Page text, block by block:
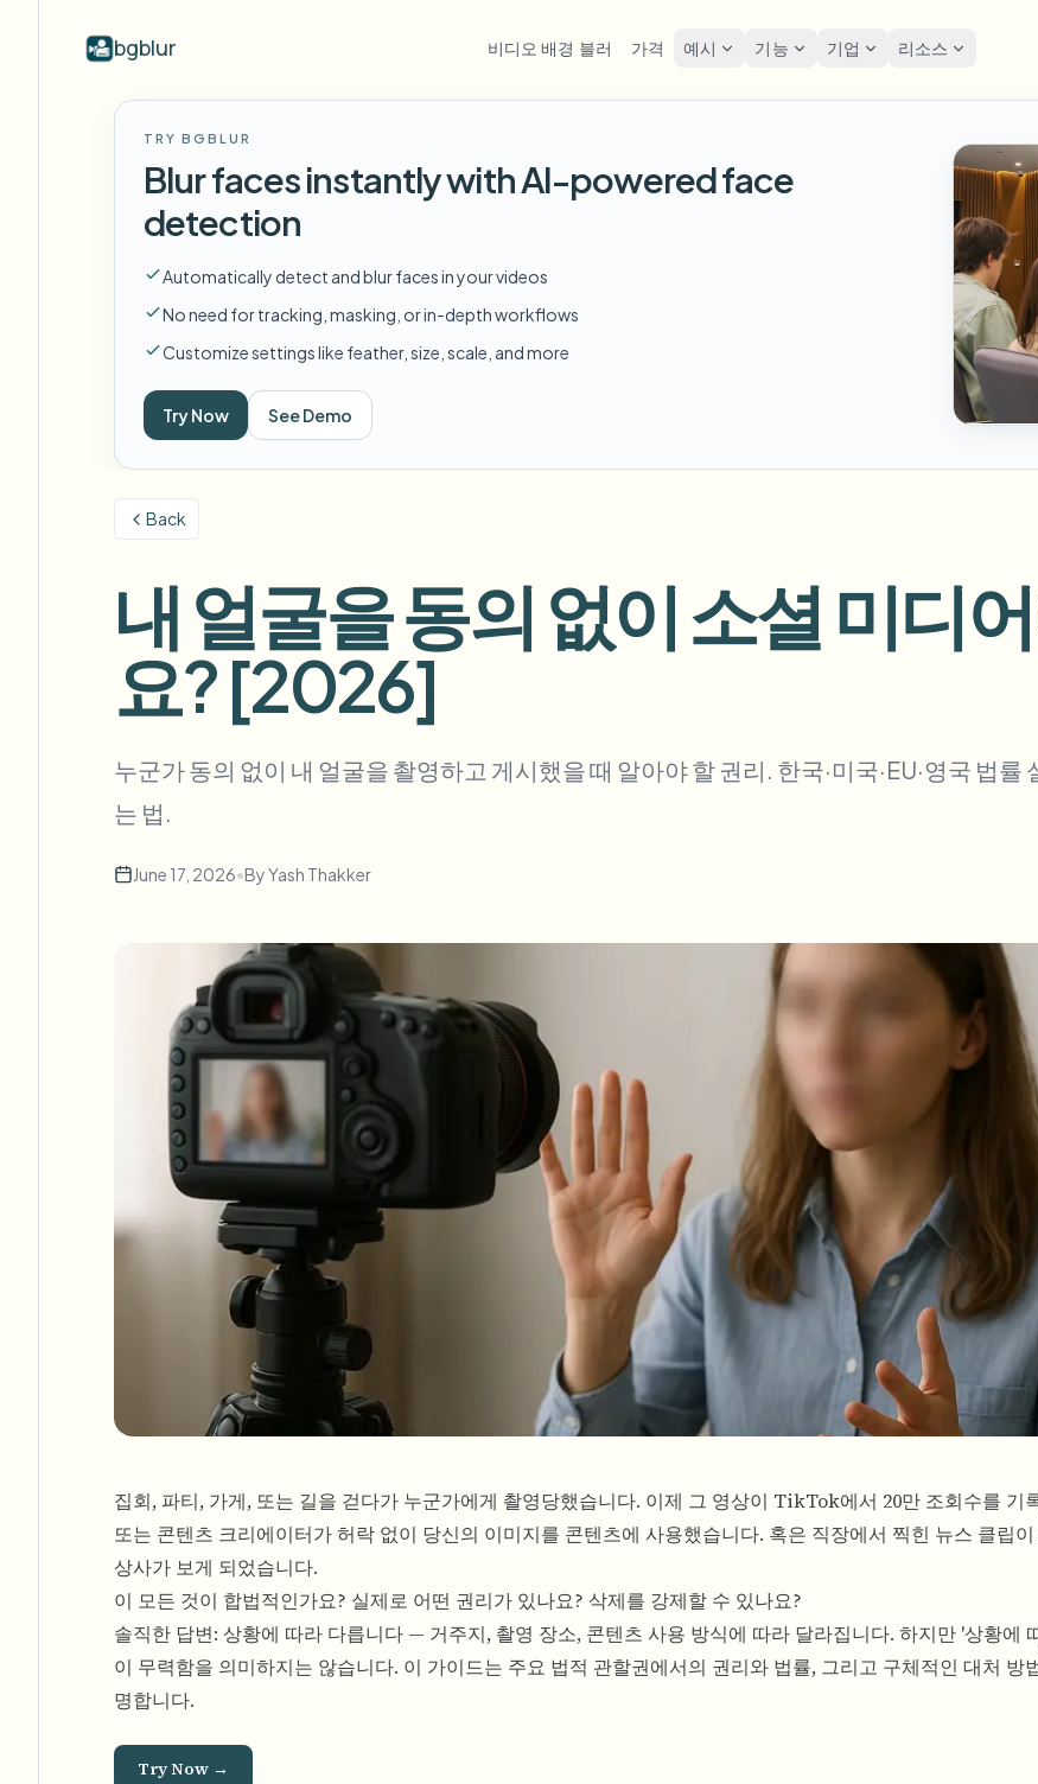
bgblur 비디오 배경 블러 가격 예시 기능 기업 리소스
Hide faces, plates, and backgrounds in
your browser.
Start with a clip
Upload a video and blur in
번호판 블러 FAST
Auto-detect plates
배경 블러
Use a prompt or draw a box
사진 얼굴 흐리기
Blur faces in photos
Team-grade redaction
음성 익명화 도구
AI voice masking
Ecosystem
비디오 인텔리전스 BETA
Ask questions and get AI summaries
Vlogger Moto Vlogger Streamer
산업별
학교 및 교육
캠퍼스 카메라, 강의, 지역 대량 개인정보 보호
미디어 및 엔터테인먼트
시사회, 출시 및 규정 준수
소매 및 전자상거래
의료
클리닉 및 환자 대면 비디오 거버넌스
공공 부문
대량 얼굴 익명화
대량 배치, 보존 및 SLA
대량 번호판 블러
차량, 블랙박스 및 주차장 대
대량 얼굴 블러
고처리량 파이프라인
기업 영역, 정책 및 검토
문의 양식
볼륨, 규정 준수, 통합에 대해 문의하세요.
대량 처리 준비
에코시스템
블로그
Answers to common questions
Privacy compliance research reports
Free video and image editing
Browse by workflow or use
Explore our full product
얼굴 블러, 번호판, 배경 블러, 선택적
편집의 실제 클립.
예시 라이브러리 전체 탐색
얼굴 블러
Frame-by-frame face tracking
Dashcam & street footage
배경 블러
화
거
게
TRY BGBLUR
Blur faces instantly with AI-powered face
detection
Automatically detect and blur faces in your videos
No need for tracking, masking, or in-depth workflows
Customize settings like feather, size, scale, and more
Try Now See Demo
Back
내 얼굴을 동의 없이 소셜 미디
요? [2026]
누군가 동의 없이 내 얼굴을 촬영하고 게시했을 때 알아야 할 권리. 한국·미국·EU·영국 법
는 법.
June 17, 2026•ByYash Thakker
집회, 파티, 가게, 또는 길을 걷다가 누군가에게 촬영당했습니다. 이제 그 영상이 TikTok에서 20만 조회수를 기
또는 콘텐츠 크리에이터가 허락 없이 당신의 이미지를 콘텐츠에 사용했습니다. 혹은 직장에서 찍힌 뉴스 클립
상사가 보게 되었습니다.
이 모든 것이 합법적인가요? 실제로 어떤 권리가 있나요? 삭제를 강제할 수 있나요?
솔직한 답변: 상황에 따라 다릅니다 — 거주지, 촬영 장소, 콘텐츠 사용 방식에 따라 달라집니다. 하지만 '상황에
이 무력함을 의미하지는 않습니다. 이 가이드는 주요 법적 관할권에서의 권리와 법률, 그리고 구체적인 대처 방
명합니다.
Try Now →